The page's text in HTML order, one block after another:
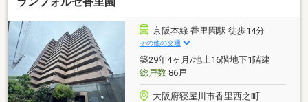
京阪本線 香里園駅 徒歩14分
その他の交通
築29年4ヶ月/地上16階地下1階建
総戸数86戸
大阪府寝屋川市香里西之町